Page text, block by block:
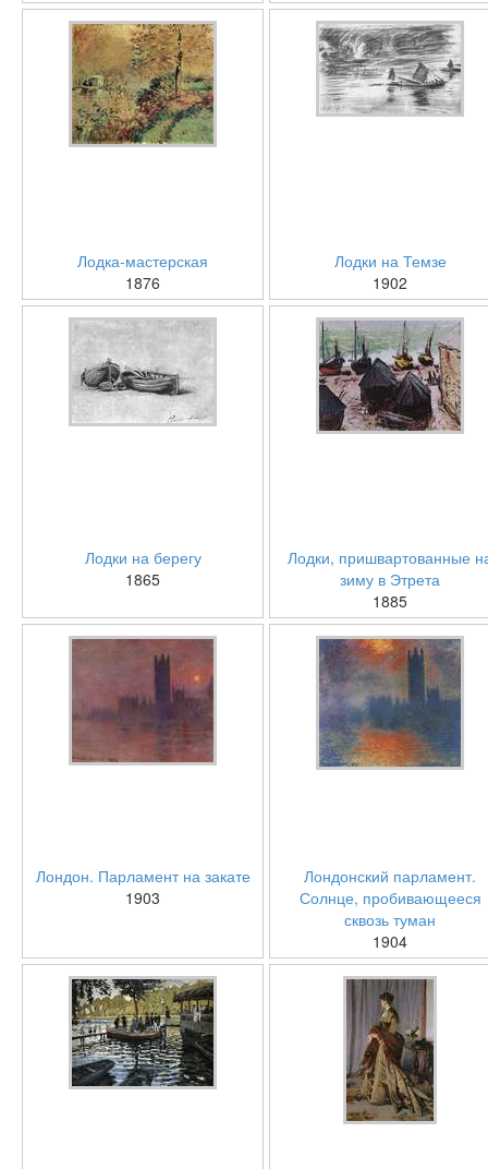
Лодка-мастерская
1876
Лодки на Темзе
1902
Лодки на берегу
1865
Лодки, пришвартованные
зиму в Этрета
1885
Лондон. Парламент на закате
1903
Лондонский парламент.
Солнце, пробивающееся
сквозь туман
1904